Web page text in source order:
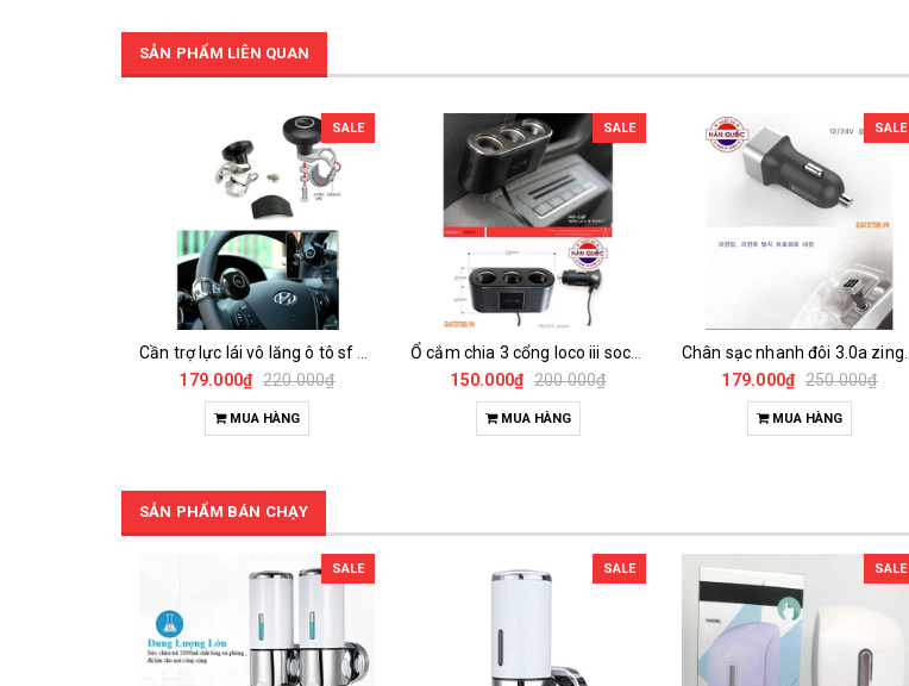
SẢN PHẨM LIÊN QUAN
SALE
179.000₫ 220.000₫
MUA HÀNG
SALE
150.000₫ 200.000₫
MUA HÀNG
SALE
179.000₫ 250.000₫
MUA HÀNG
SẢN PHẨM BÁN CHẠY
SALE SALE SALE